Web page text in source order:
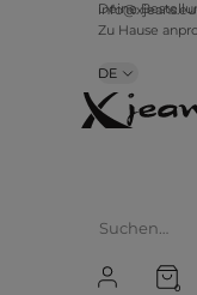
info@xjeans.eu
Deine
DE
0